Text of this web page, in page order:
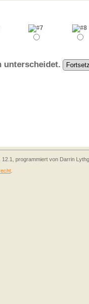
unterscheidet.
programmiert von Darrin
.